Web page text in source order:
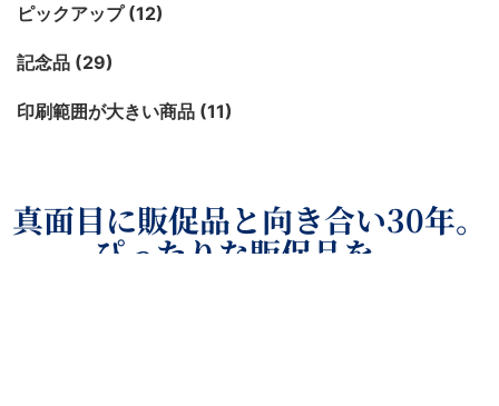
ピックアップ (12)
記念品 (29)
印刷範囲が大きい商品 (11)
真面目に販促品と向き合い30年。
ぴったりな販促品を。